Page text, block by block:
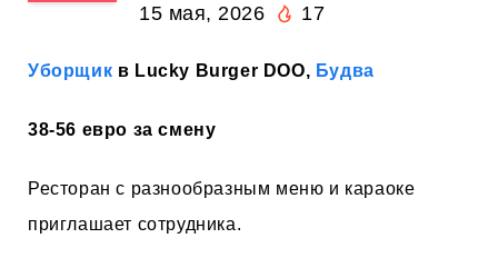
15 мая, 2026
17
Уборщик в Lucky Burger DOO, Будва
38-56 евро за смену
Ресторан с разнообразным меню и караоке
приглашает сотрудника.